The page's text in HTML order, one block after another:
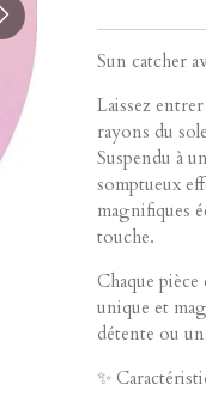
Sun catcher
Laissez
rayons du
Suspendu à
somptueux
magnifiques
touche.
Chaque
unique et
détente ou
✨